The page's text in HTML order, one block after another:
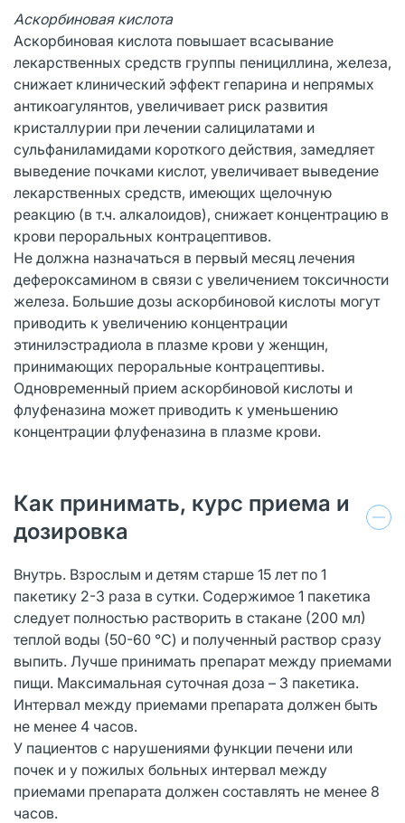
Аскорбиновая кислота
Аскорбиновая кислота повышает всасывание
лекарственных средств группы пенициллина, железа,
снижает клинический эффект гепарина и непрямых
антикоагулянтов, увеличивает риск развития
кристаллурии при лечении салицилатами и
сульфаниламидами короткого действия, замедляет
выведение почками кислот, увеличивает выведение
лекарственных средств, имеющих щелочную
реакцию (в т.ч. алкалоидов), снижает концентрацию в
крови пероральных контрацептивов.
Не должна назначаться в первый месяц лечения
дефероксамином в связи с увеличением токсичности
железа. Большие дозы аскорбиновой кислоты могут
приводить к увеличению концентрации
этинилэстрадиола в плазме крови у женщин,
принимающих пероральные контрацептивы.
Одновременный прием аскорбиновой кислоты и
флуфеназина может приводить к уменьшению
концентрации флуфеназина в плазме крови.
Как принимать, курс приема и
дозировка
Внутрь. Взрослым и детям старше 15 лет по 1
пакетику 2-3 раза в сутки. Содержимое 1 пакетика
следует полностью растворить в стакане (200 мл)
теплой воды (50-60 °С) и полученный раствор сразу
выпить. Лучше принимать препарат между приемами
пищи. Максимальная суточная доза – 3 пакетика.
Интервал между приемами препарата должен быть
не менее 4 часов.
У пациентов с нарушениями функции печени или
почек и у пожилых больных интервал между
приемами препарата должен составлять не менее 8
часов.